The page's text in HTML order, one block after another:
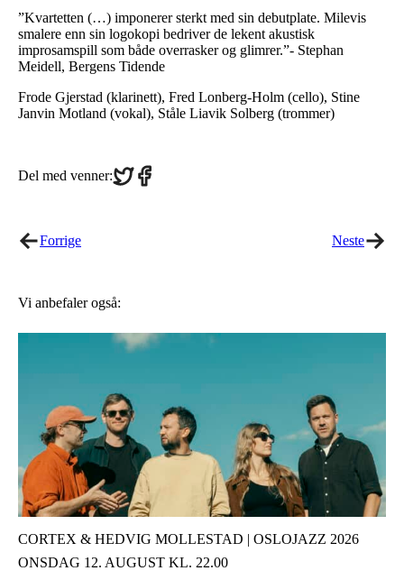
”Kvartetten (…) imponerer sterkt med sin debutplate. Milevis
smalere enn sin logokopi bedriver de lekent akustisk
improsamspill som både overrasker og glimrer.”- Stephan
Meidell, Bergens Tidende
Frode Gjerstad (klarinett), Fred Lonberg-Holm (cello), Stine
Janvin Motland (vokal), Ståle Liavik Solberg (trommer)
Del med venner:Share
on
Share
on
Forrige Neste
Vi anbefaler også:
CORTEX & HEDVIG MOLLESTAD | OSLOJAZZ 2026
ONSDAG 12. AUGUST KL. 22.00